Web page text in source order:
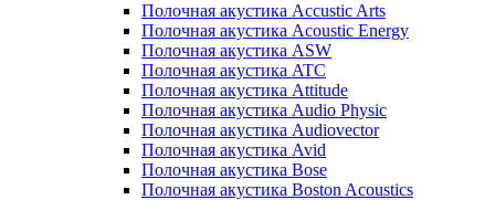
Полочная акустика Accustic Arts
Полочная акустика Acoustic Energy
Полочная акустика ASW
Полочная акустика ATC
Полочная акустика Attitude
Полочная акустика Audio Physic
Полочная акустика Audiovector
Полочная акустика Avid
Полочная акустика Bose
Полочная акустика Boston Acoustics